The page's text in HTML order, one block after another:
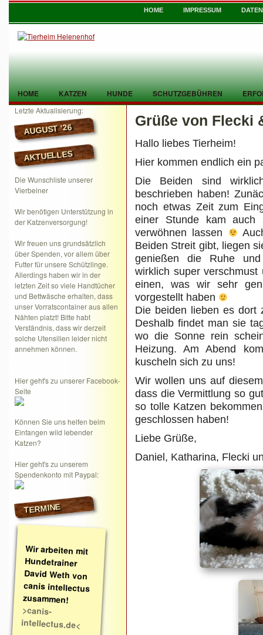
HOME IMPRESSUM
HOME KATZEN HUNDE SCHUTZGEBÜHREN
TIER GEFUNDEN KONTAKT
Letzte Aktualisierung:
AUGUST ’26
AKTUELLES
Die Wunschliste unserer
Vierbeiner
Wir benötigen Unterstützung in
der Katzenversorgung!
Wir freuen uns grundsätzlich
über Spenden, vor allem über
Futter für unsere Schützlinge.
Allerdings haben wir in der
letzten Zeit so viele Handtücher
und Bettwäsche erhalten, dass
unser Vorratscontainer aus allen
Nähten platzt! Bitte habt
Verständnis, dass wir derzeit
solche Utensilien leider nicht
annehmen können.
Hier geht's zu unserer Facebook-
Seite
Können Sie uns helfen beim
Einfangen wild lebender
Katzen?
Hier geht's zu unserem
Spendenkonto mit Paypal:
TERMINE
Wir arbeiten mit
Hundetrainer
David Weth von
canis intellectus
zusammen!
>canis-
intellectus.de<
Grüße von Flecki
Hallo liebes Tierheim!
Hier kommen endlich ein
Die Beiden sind
beschrieben haben!
noch etwas Zeit zum
einer Stunde kam
verwöhnen lassen
Beiden Streit gibt, liegen
genießen die Ruhe
wirklich super
einen, was wir sehr
vorgestellt haben
Die beiden lieben es dort
Deshalb findet man sie
wo die Sonne rein
Heizung. Am Abend
kuscheln sich zu uns!
Wir wollen uns auf
dass die Vermittlung so
so tolle Katzen
geschlossen haben!
Liebe Grüße,
Daniel, Katharina, Flecki